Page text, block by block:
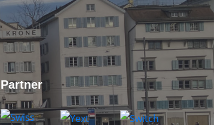
Partner